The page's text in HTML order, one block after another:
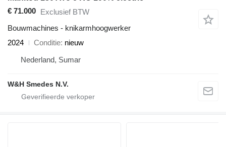
€ 71.000 Exclusief BTW
Bouwmachines - knikarmhoogwerker
2024
Conditie nieuw
Nederland, Sumar
W&H Smedes N.V.